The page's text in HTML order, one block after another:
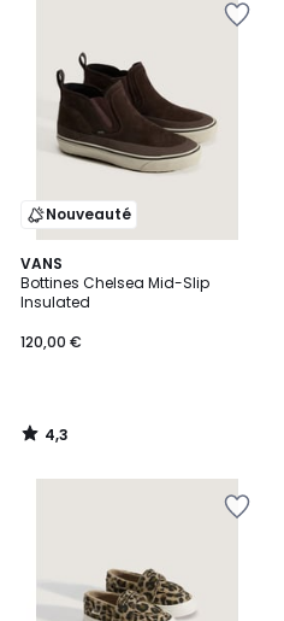
Nouveauté
VANS
Bottines Chelsea Mid-Slip
Insulated
120,00 €
4,3
/ 5
4,3
/